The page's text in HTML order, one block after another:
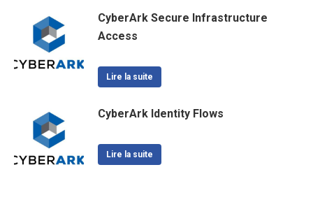
CyberArk Secure Infrastructure
Access
Lire la suite
CyberArk Identity Flows
Lire la suite